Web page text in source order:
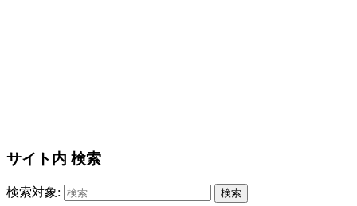
サイト内 検索
検索対象: 検索